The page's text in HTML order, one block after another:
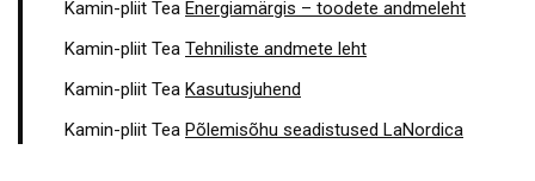
Kamin-pliit Tea Energiamärgis – toodete andmeleht
Kamin-pliit Tea Tehniliste andmete leht
Kamin-pliit Tea Kasutusjuhend
Kamin-pliit Tea Põlemisõhu seadistused LaNordica